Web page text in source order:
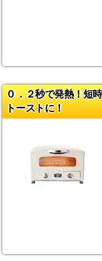
０．２秒で発熱！短
トーストに！